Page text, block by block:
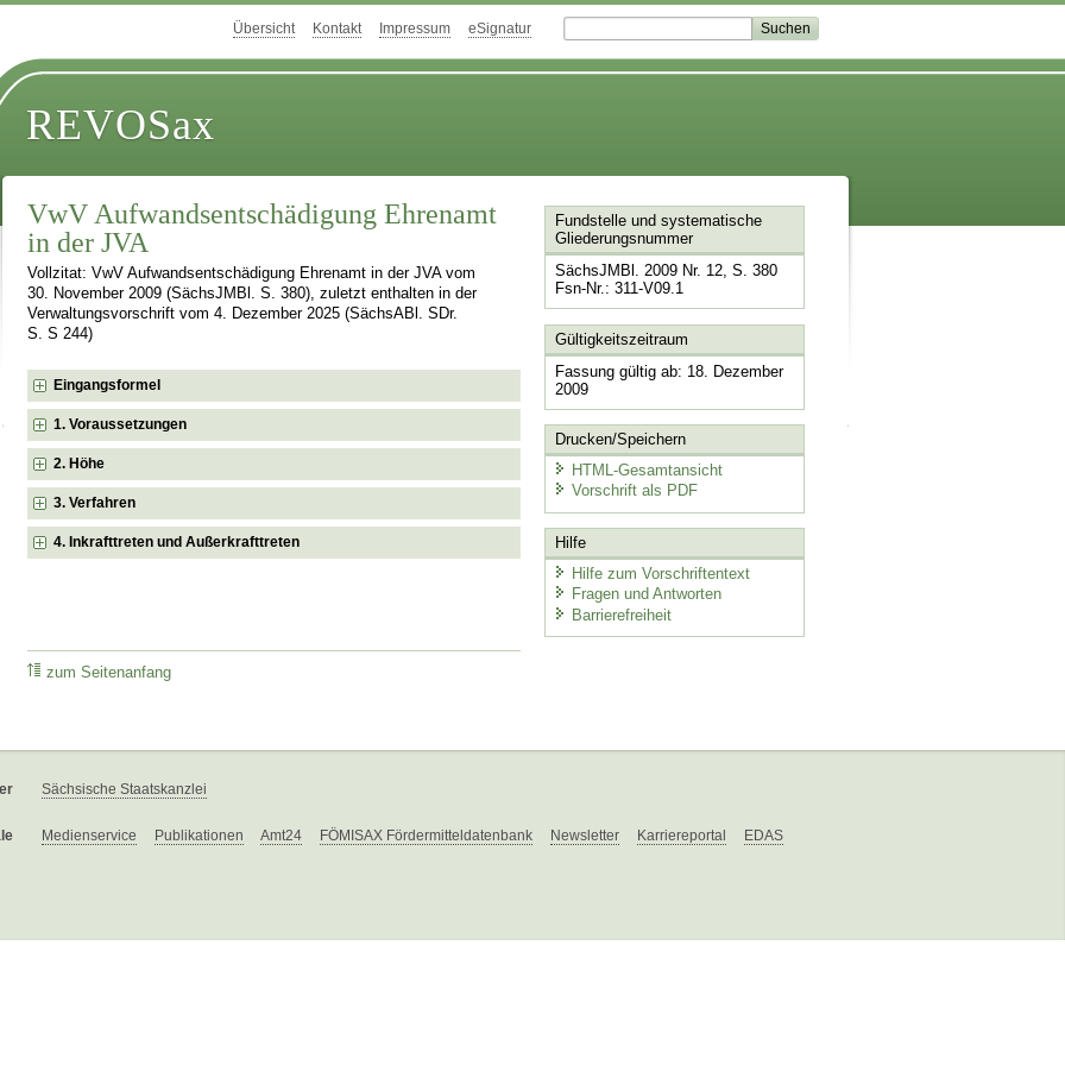
Übersicht Kontakt Impressum eSignatur
REVOSax
VwV Aufwandsentschädigung Ehrenamt
in der JVA
Vollzitat: VwV Aufwandsentschädigung Ehrenamt in der JVA vom
30. November 2009 (SächsJMBl. S. 380), zuletzt enthalten in der
Verwaltungsvorschrift vom 4. Dezember 2025 (SächsABl. SDr.
S. S 244)
Eingangsformel
1. Voraussetzungen
2. Höhe
3. Verfahren
4. Inkrafttreten und Außerkrafttreten
zum Seitenanfang
Fundstelle und systematische
Gliederungsnummer
SächsJMBl. 2009 Nr. 12, S. 380
Fsn-Nr.: 311-V09.1
Gültigkeitszeitraum
Fassung gültig ab: 18. Dezember
2009
Drucken/Speichern
HTML-Gesamtansicht
Vorschrift als PDF
Hilfe
Hilfe zum Vorschriftentext
Fragen und Antworten
Barrierefreiheit
Sächsische Staatskanzlei
Medienservice Publikationen Amt24 FÖMISAX Fördermitteldatenbank Newsletter Karriereportal EDAS